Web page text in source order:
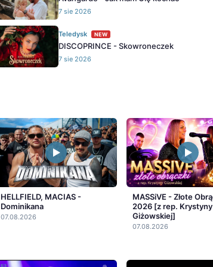
7 sie 2026
Teledysk NEW
DISCOPRINCE - Skowroneczek
7 sie 2026
HELLFIELD, MACIAS -
Dominikana
07.08.2026
MASSiVE - Złote
2026 [z rep. Krystyny
Giżowskiej]
07.08.2026